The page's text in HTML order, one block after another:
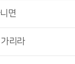
면
리라